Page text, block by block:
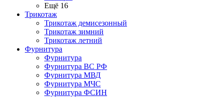
Ещё 16
Трикотаж
Трикотаж демисезонный
Трикотаж зимний
Трикотаж летний
Фурнитура
Фурнитура
Фурнитура ВС РФ
Фурнитура МВД
Фурнитура МЧС
Фурнитура ФСИН